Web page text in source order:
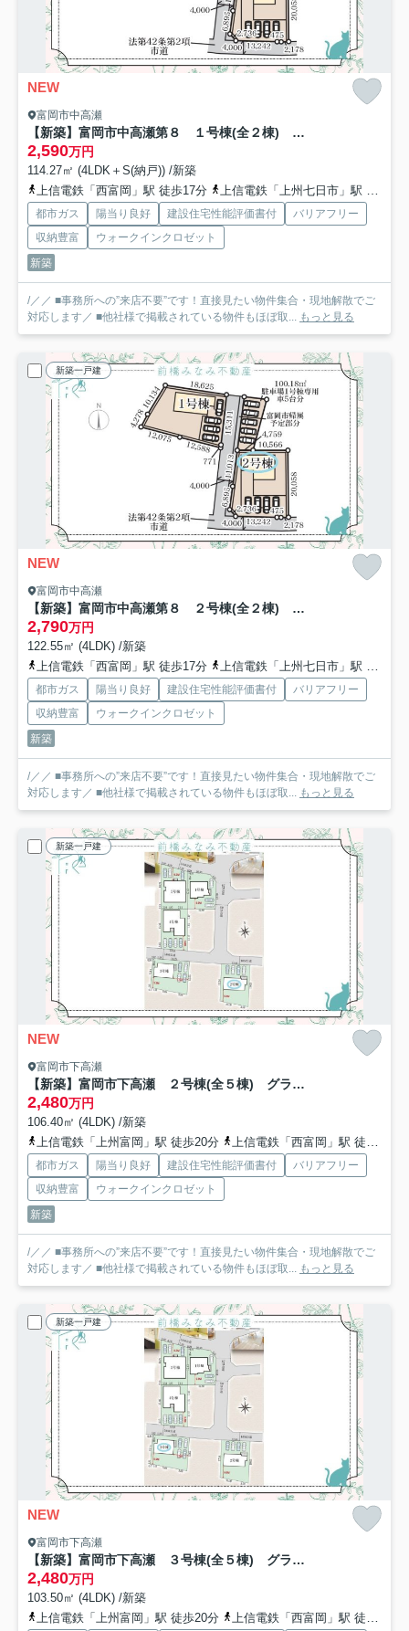
NEW
富岡市中高瀬
【新築】富岡市中高瀬第８ １号棟(全２棟) リーブルガーデン 新築建売分譲
2,590万円
114.27㎡ (4LDK＋S(納戸)) /新築
上信電鉄「西富岡」駅 徒歩17分
上信電鉄「上州七日市」駅 徒歩19分
都市ガス 陽当り良好 建設住宅性能評価書付
バリアフリー
収納豊富
ウォークインクロゼット
新築
/／／ ■事務所への”来店不要”です！直接見たい物件集合・現地解散でご
対応します／ ■他社様で掲載されている物件もほぼ取... もっと見る
新築一戸建
NEW
富岡市中高瀬
【新築】富岡市中高瀬第８ ２号棟(全２棟) リーブルガーデン 新築建売分譲
2,790万円
122.55㎡ (4LDK) /新築
上信電鉄「西富岡」駅 徒歩17分
上信電鉄「上州七日市」駅 徒歩19分
都市ガス 陽当り良好 建設住宅性能評価書付
バリアフリー
収納豊富
ウォークインクロゼット
新築
/／／ ■事務所への”来店不要”です！直接見たい物件集合・現地解散でご
対応します／ ■他社様で掲載されている物件もほぼ取... もっと見る
新築一戸建
NEW
富岡市下高瀬
【新築】富岡市下高瀬 ２号棟(全５棟) グラファーレ 新築建売分譲
2,480万円
106.40㎡ (4LDK) /新築
上信電鉄「上州富岡」駅 徒歩20分
上信電鉄「西富岡」駅 徒歩23分
都市ガス 陽当り良好 建設住宅性能評価書付
バリアフリー
収納豊富
ウォークインクロゼット
新築
/／／ ■事務所への”来店不要”です！直接見たい物件集合・現地解散でご
対応します／ ■他社様で掲載されている物件もほぼ取... もっと見る
新築一戸建
NEW
富岡市下高瀬
【新築】富岡市下高瀬 ３号棟(全５棟) グラファーレ 新築建売分譲
2,480万円
103.50㎡ (4LDK) /新築
上信電鉄「上州富岡」駅 徒歩20分
上信電鉄「西富岡」駅 徒歩23分